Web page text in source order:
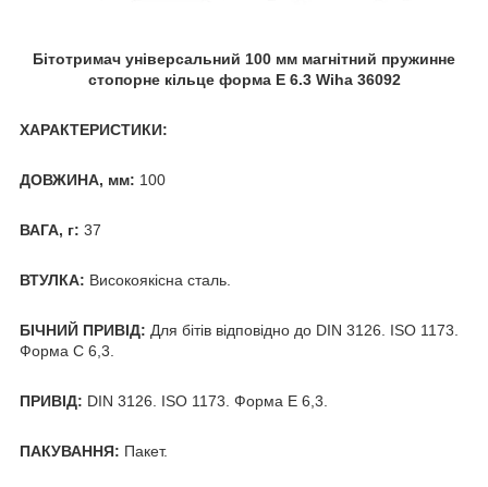
Бітотримач універсальний 100 мм магнітний пружинне
стопорне кільце форма E 6.3 Wiha 36092
ХАРАКТЕРИСТИКИ:
ДОВЖИНА, мм: 100
ВАГА, г: 37
ВТУЛКА: Високоякісна сталь.
БІЧНИЙ ПРИВІД: Для бітів відповідно до DIN 3126. ISO 1173.
Форма C 6,3.
ПРИВІД: DIN 3126. ISO 1173. Форма E 6,3.
ПАКУВАННЯ: Пакет.